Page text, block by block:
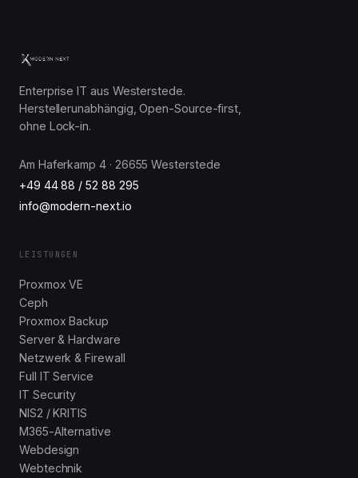
Enterprise IT aus Westerstede.
Herstellerunabhängig, Open-Source-first,
ohne Lock-in.
Am Haferkamp 4 · 26655 Westerstede
+49 44 88 / 52 88 295
info@modern-next.io
LEISTUNGEN
Proxmox VE
Ceph
Proxmox Backup
Server & Hardware
Netzwerk & Firewall
Full IT Service
IT Security
NIS2 / KRITIS
M365-Alternative
Webdesign
Webtechnik